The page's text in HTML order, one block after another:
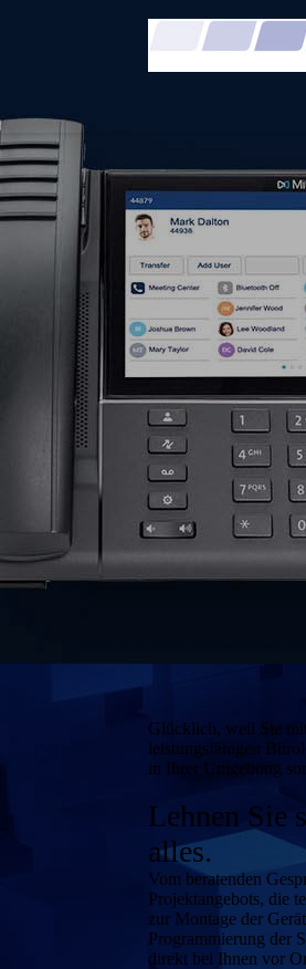
Glücklich, weil Sie
leistungsfähigen
in Ihrer Umgebung
Lehnen Sie
alles.
Vom beratenden
Projektangebots, die
zur Montage der
Programmierung der
direkt bei Ihnen vor